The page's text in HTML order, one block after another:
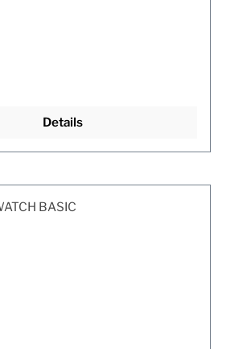
Details